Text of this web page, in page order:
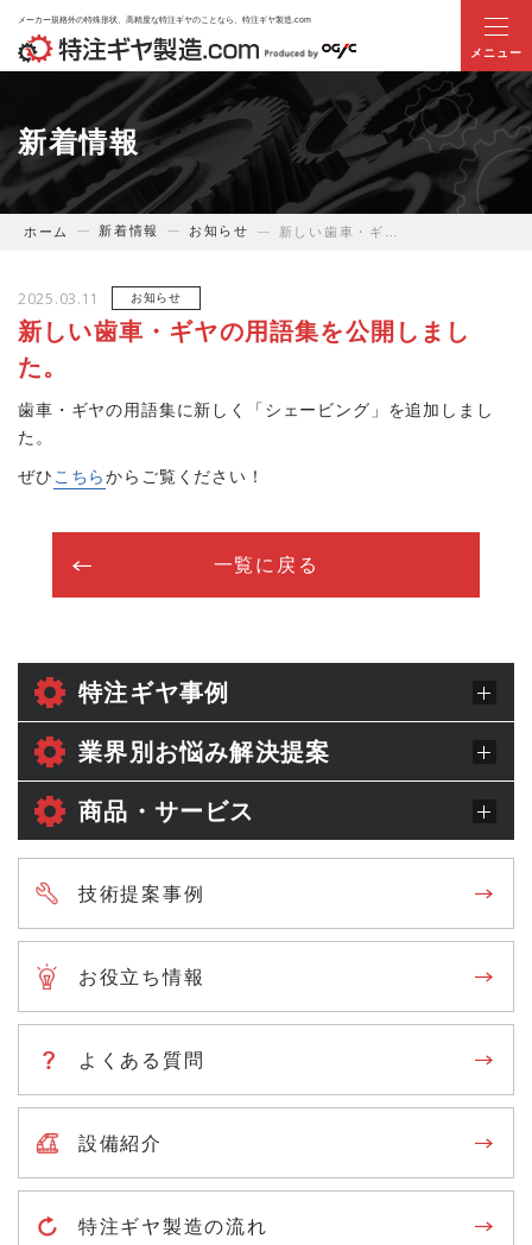
メーカー規格外の特殊形状、高精度な特注ギヤのことなら、特注ギヤ製造.com
ホーム
当サイトについて
商品・サービス
特注ギヤ製造の流れ
動画ライブラリ
Instagram
新着情報
お問い合わせ
運営会社 サイトマップ プライバシーポリシー
新着情報
ホーム 新着情報 お知らせ
特注ギヤ事例
業界別お悩み解決提案
商品・サービス
技術提案事例
お役立ち情報
よくある質問
設備紹介
特注ギヤ製造の流れ
2025.03.11 お知らせ
新しい歯車・ギヤの用語集を公開しまし
た。
歯車・ギヤの用語集に新しく「シェービング」を追加しまし
た。
ぜひ こちらからご覧ください！
一覧に戻る